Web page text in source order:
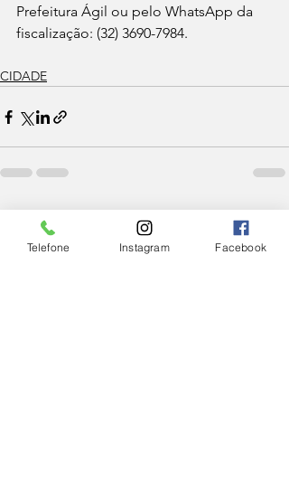
Prefeitura Ágil ou pelo WhatsApp da
fiscalização: (32) 3690-7984.
CIDADE
Posts Relacionados Ver tudo
Telefone Instagram Facebook